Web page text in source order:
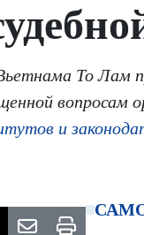
То Лам
вопросам
и